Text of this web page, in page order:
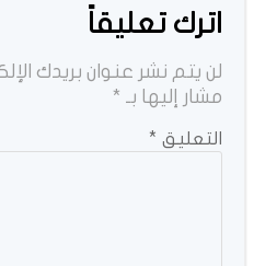
اترك تعليقاً
لن يتم نشر عنوان بريدك
مشار إليها بـ *
التعليق *